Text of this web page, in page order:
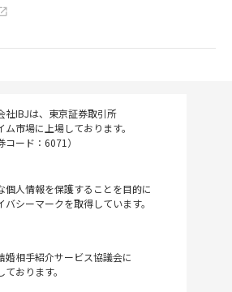
社IBJは、東京証券取引所
ム市場に上場しております。
コード：6071）
個人情報を保護することを目的に
バシーマークを取得しています。
婚相手紹介サービス協議会に
ております。